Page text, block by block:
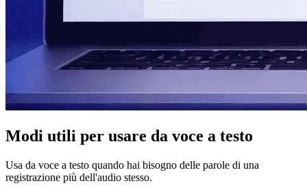
Modi utili per usare da voce a testo
Usa da voce a testo quando hai bisogno delle parole di una
registrazione più dell'audio stesso.